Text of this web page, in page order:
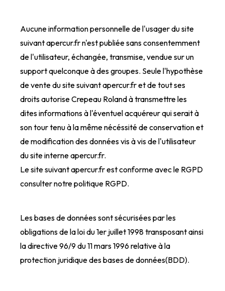
Aucune information personnelle de l'usager du site
suivant apercur.fr n'est publiée sans consentemment
de l'utilisateur, échangée, transmise, vendue sur un
support quelconque à des groupes. Seule l'hypothèse
de vente du site suivant apercur.fr et de tout ses
droits autorise Crepeau Roland à transmettre les
dites informations à l'éventuel acquéreur qui serait à
son tour tenu à la même nécéssité de conservation et
de modification des données vis à vis de l'utilisateur
du site interne apercur.fr.
Le site suivant apercur.fr est conforme avec le RGPD
consulter notre politique RGPD.
Les bases de données sont sécurisées par les
obligations de la loi du 1er juillet 1998 transposant ainsi
la directive 96/9 du 11 mars 1996 relative à la
protection juridique des bases de données(BDD).